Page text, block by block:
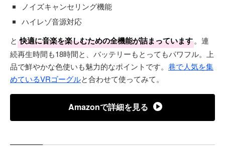
ノイズキャンセリング機能
ハイレゾ音源対応
と 快適に音楽を楽しむための全機能が詰まっています。連
続再生時間も18時間と、バッテリーもとってもパワフル。上
品で鮮やかな色使いも魅力的なポイントです。 巷で人気を集
めているVRゴーグルと合わせて使ってみて。
Amazonで詳細を見る